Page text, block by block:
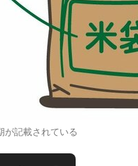
が記載されている